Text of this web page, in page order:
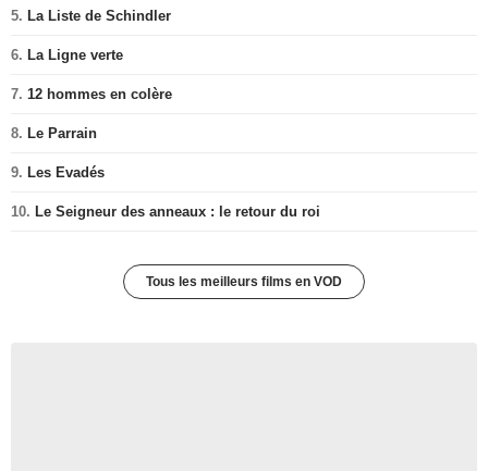
5. La Liste de Schindler
6. La Ligne verte
7. 12 hommes en colère
8. Le Parrain
9. Les Evadés
10. Le Seigneur des anneaux : le retour du roi
Tous les meilleurs films en VOD